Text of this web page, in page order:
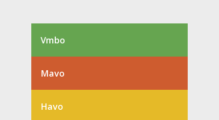
Vmbo
Mavo
Havo